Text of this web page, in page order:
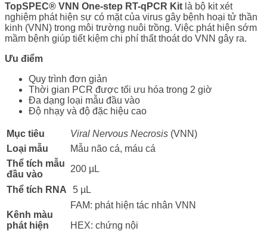
TopSPEC® VNN One-step RT-qPCR Kit là bộ kit xét
nghiệm phát hiện sự có mặt của virus gây bệnh hoại tử thần
kinh (VNN) trong môi trường nuôi trồng. Việc phát hiện sớm
mầm bệnh giúp tiết kiệm chi phí thất thoát do VNN gây ra.
Ưu điểm
Quy trình đơn giản
Thời gian PCR được tối ưu hóa trong 2 giờ
Đa dạng loại mẫu đầu vào
Độ nhạy và độ đặc hiệu cao
Mục tiêu Viral Nervous Necrosis (VNN)
Loại mẫu
Mẫu não cá, máu cá
Thể tích mẫu
đầu vào
200 µL
Thể tích RNA 5 µL
Kênh màu
phát hiện
FAM: phát hiện tác nhân VNN
HEX: chứng nội